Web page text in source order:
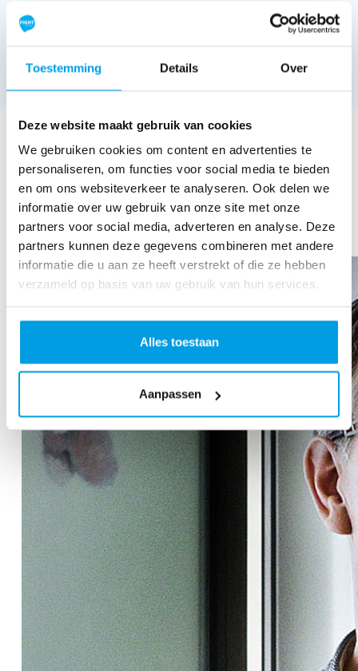
Toestemming Details Over
Deze website maakt gebruik van cookies
We gebruiken cookies om content en advertenties te
personaliseren, om functies voor social media te bieden
en om ons websiteverkeer te analyseren. Ook delen we
informatie over uw gebruik van onze site met onze
partners voor social media, adverteren en analyse. Deze
partners kunnen deze gegevens combineren met andere
informatie die u aan ze heeft verstrekt of die ze hebben
verzameld op basis van uw gebruik van hun services.
Alles toestaan
Aanpassen
Financiering:
DE ONDERZOEKER
Naam
Prof. Dr. Wijnand Helfrich (UMCG)